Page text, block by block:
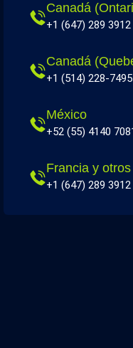
Canadá
+1 (647) 289 3912
Canadá
+1 (514) 228-7495
México
+52 (55) 4140
Francia y
+1 (647) 289 3912